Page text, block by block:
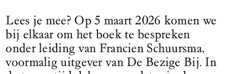
Lees je mee? Op 5 maart 2026 komen we
bij elkaar om het boek te bespreken
onder leiding van Francien Schuursma,
voormalig uitgever van De Bezige Bij. In